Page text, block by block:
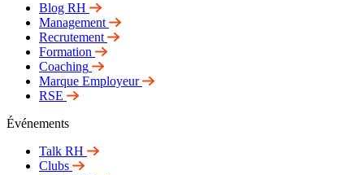
Blog RH
Management
Recrutement
Formation
Coaching
Marque Employeur
RSE
Événements
Talk RH
Clubs